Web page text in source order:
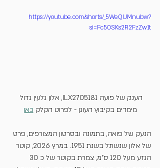
https://youtube.com/shorts/_5WeQUMnubw?
si=Fc50SKs2R2FzZw1t
הענק של פועה ILX2705181, אלון גלעין גדול
מימדים בקיבוץ העוגן - לפרוט הקלק כאן
הנעק של פואה, בתמונה ובסרטון המצורפים, פרט
של אלון שנשתל בשנת 1951. במרץ 2026, קוטר